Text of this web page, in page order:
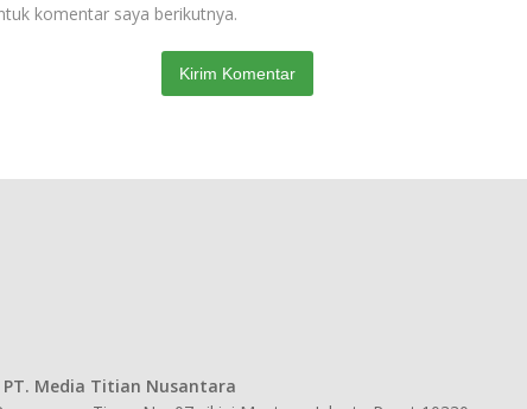
komentar saya berikutnya.
PT. Media Titian Nusantara